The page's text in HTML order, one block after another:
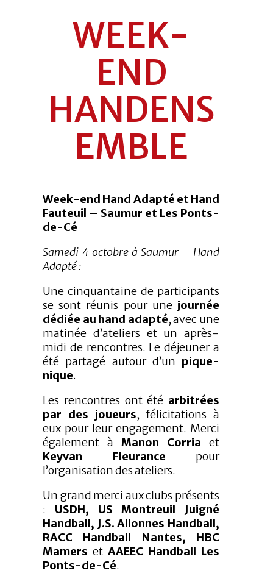
WEEK-
END
HANDENS
EMBLE
Week-end Hand Adapté et Hand
Fauteuil – Saumur et Les Ponts-
de-Cé
Samedi 4 octobre à Saumur – Hand
Adapté :
Une cinquantaine de participants
se sont réunis pour une journée
dédiée au hand adapté, avec une
matinée d’ateliers et un après-
midi de rencontres. Le déjeuner a
été partagé autour d’un pique-
nique.
Les rencontres ont été arbitrées
par des joueurs, félicitations à
eux pour leur engagement. Merci
également àManon Corria et
Keyvan Fleurance pour
l’organisation des ateliers.
Un grand merci aux clubs présents
: USDH, US Montreuil Juigné
Handball, J.S. Allonnes Handball,
RACC Handball Nantes, HBC
Mamers etAAEEC Handball Les
Ponts-de-Cé.